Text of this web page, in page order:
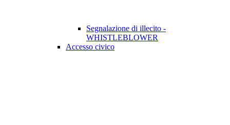
Segnalazione di illecito -
WHISTLEBLOWER
Accesso civico